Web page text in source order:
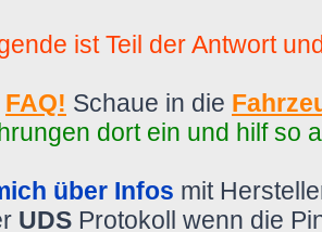
ist Teil der Antwort
FAQ! Schaue in die
dort ein und hilf so
über Infos mit
UDS Protokoll wenn die